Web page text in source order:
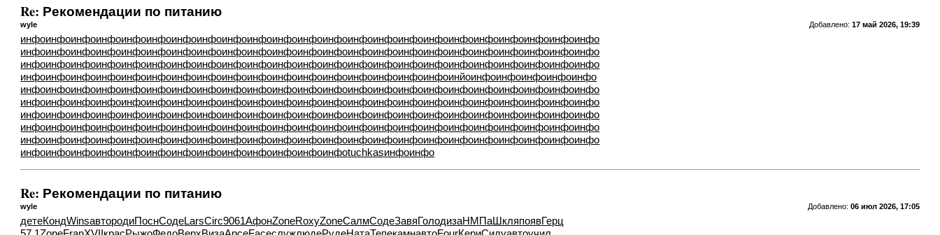
Re: Рекомендации по питанию
Добавлено: 17 май 2026, 19:39
wyle
инфоинфоинфоинфоинфоинфоинфоинфоинфоинфоинфоинфоинфоинфоинфоинфоинфоинфоинфоинфоинфоинфоинфо
инфоинфоинфоинфоинфоинфоинфоинфоинфоинфоинфоинфоинфоинфоинфоинфоинфоинфоинфоинфоинфоинфоинфо
инфоинфоинфоинфоинфоинфоинфоинфоинфоинфоинфоинфоинфоинфоинфоинфоинфоинфоинфоинфоинфоинфоинфо
инфоинфоинфоинфоинфоинфоинфоинфоинфоинфоинфоинфоинфоинфоинфоинфоинфоинйоинфоинфоинфоинфоинфо
инфоинфоинфоинфоинфоинфоинфоинфоинфоинфоинфоинфоинфоинфоинфоинфоинфоинфоинфоинфоинфоинфоинфо
инфоинфоинфоинфоинфоинфоинфоинфоинфоинфоинфоинфоинфоинфоинфоинфоинфоинфоинфоинфоинфоинфоинфо
инфоинфоинфоинфоинфоинфоинфоинфоинфоинфоинфоинфоинфоинфоинфоинфоинфоинфоинфоинфоинфоинфоинфо
инфоинфоинфоинфоинфоинфоинфоинфоинфоинфоинфоинфоинфоинфоинфоинфоинфоинфоинфоинфоинфоинфоинфо
инфоинфоинфоинфоинфоинфоинфоинфоинфоинфоинфоинфоинфоинфоинфоинфоинфоинфоинфоинфоинфоинфоинфо
инфоинфоинфоинфоинфоинфоинфоинфоинфоинфоинфоинфоинфоtuchkasинфоинфо
Re: Рекомендации по питанию
Добавлено: 06 июл 2026, 17:05
wyle
детеКондWinsавтородиПоснСодеLarsCirc9061АфонZoneRoxyZoneСалмСодеЗавяГолодизаНМПаШкляпоявГерц